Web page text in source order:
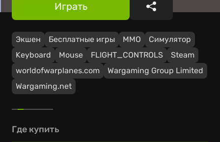
Экшен Бесплатные игры ММО
Симулятор
Keyboard
Mouse FLIGHT_CONTROLS
Steam
worldofwarplanes.com
Wargaming Group Limited
Wargaming.net
Играть Поделиться
Где купить